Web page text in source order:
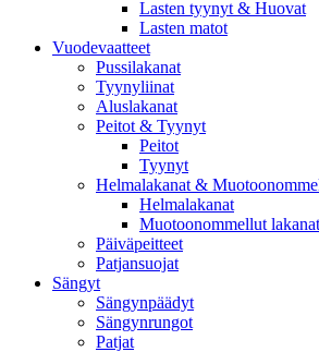
Lasten tyynyt & Huovat
Lasten matot
Vuodevaatteet
Pussilakanat
Tyynyliinat
Aluslakanat
Peitot & Tyynyt
Peitot
Tyynyt
Helmalakanat &
Helmalakanat
Muotoonommellut lakanat
Päiväpeitteet
Patjansuojat
Sängyt
Sängynpäädyt
Sängynrungot
Patjat